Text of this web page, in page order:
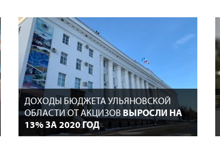
ДОХОДЫ БЮДЖЕТА УЛЬЯНОВСКОЙ
ОБЛАСТИ ОТ АКЦИЗОВ ВЫРОСЛИ НА
13% ЗА 2020 ГОД